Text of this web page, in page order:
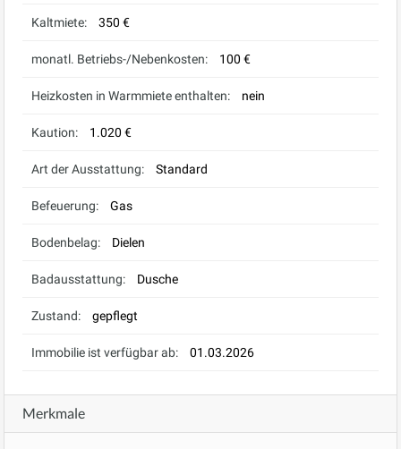
Kaltmiete: 350 €
monatl. Betriebs-/Nebenkosten: 100 €
Heizkosten in Warmmiete enthalten: nein
Kaution: 1.020 €
Art der Ausstattung: Standard
Befeuerung: Gas
Bodenbelag: Dielen
Badausstattung: Dusche
Zustand: gepflegt
Immobilie ist verfügbar ab: 01.03.2026
Merkmale